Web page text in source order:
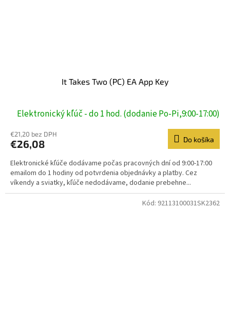
It Takes Two (PC) EA App Key
Elektronický kľúč - do 1 hod. (dodanie Po-Pi,9:00-17:00)
€21,20 bez DPH
€26,08 Do košíka
Elektronické kľúče dodávame počas pracovných dní od 9:00-17:00
emailom do 1 hodiny od potvrdenia objednávky a platby. Cez
víkendy a sviatky, kľúče nedodávame, dodanie prebehne...
Kód: 92113100031SK2362